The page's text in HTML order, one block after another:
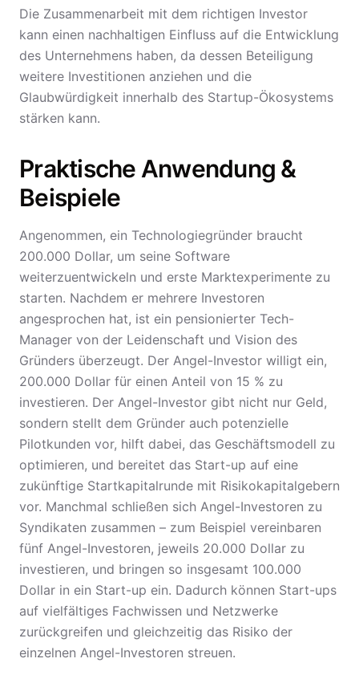
Die Zusammenarbeit mit dem richtigen Investor
kann einen nachhaltigen Einfluss auf die Entwicklung
des Unternehmens haben, da dessen Beteiligung
weitere Investitionen anziehen und die
Glaubwürdigkeit innerhalb des Startup-Ökosystems
stärken kann.
Praktische Anwendung &
Beispiele
Angenommen, ein Technologiegründer braucht
200.000 Dollar, um seine Software
weiterzuentwickeln und erste Marktexperimente zu
starten. Nachdem er mehrere Investoren
angesprochen hat, ist ein pensionierter Tech-
Manager von der Leidenschaft und Vision des
Gründers überzeugt. Der Angel-Investor willigt ein,
200.000 Dollar für einen Anteil von 15 % zu
investieren. Der Angel-Investor gibt nicht nur Geld,
sondern stellt dem Gründer auch potenzielle
Pilotkunden vor, hilft dabei, das Geschäftsmodell zu
optimieren, und bereitet das Start-up auf eine
zukünftige Startkapitalrunde mit Risikokapitalgebern
vor. Manchmal schließen sich Angel-Investoren zu
Syndikaten zusammen – zum Beispiel vereinbaren
fünf Angel-Investoren, jeweils 20.000 Dollar zu
investieren, und bringen so insgesamt 100.000
Dollar in ein Start-up ein. Dadurch können Start-ups
auf vielfältiges Fachwissen und Netzwerke
zurückgreifen und gleichzeitig das Risiko der
einzelnen Angel-Investoren streuen.